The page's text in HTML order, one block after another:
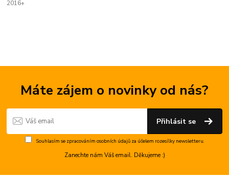
2016+
Máte zájem o novinky od nás?
Přihlásit se
Souhlasím se zpracováním osobních údajůza účelem rozesílky newsletteru.
Zanechte nám Váš email. Děkujeme :)